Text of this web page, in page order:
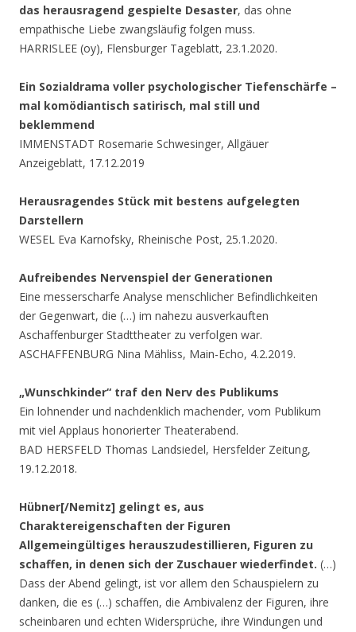
das herausragend gespielte Desaster, das ohne
empathische Liebe zwangsläufig folgen muss.
HARRISLEE (oy), Flensburger Tageblatt, 23.1.2020.
Ein Sozialdrama voller psychologischer Tiefenschärfe –
mal komödiantisch satirisch, mal still und
beklemmend
IMMENSTADT Rosemarie Schwesinger, Allgäuer
Anzeigeblatt, 17.12.2019
Herausragendes Stück mit bestens aufgelegten
Darstellern
WESEL Eva Karnofsky, Rheinische Post, 25.1.2020.
Aufreibendes Nervenspiel der Generationen
Eine messerscharfe Analyse menschlicher Befindlichkeiten
der Gegenwart, die (…) im nahezu ausverkauften
Aschaffenburger Stadttheater zu verfolgen war.
ASCHAFFENBURG Nina Mähliss, Main-Echo, 4.2.2019.
„Wunschkinder“ traf den Nerv des Publikums
Ein lohnender und nachdenklich machender, vom Publikum
mit viel Applaus honorierter Theaterabend.
BAD HERSFELD Thomas Landsiedel, Hersfelder Zeitung,
19.12.2018.
Hübner[/Nemitz] gelingt es, aus
Charaktereigenschaften der Figuren
Allgemeingültiges herauszudestillieren, Figuren zu
schaffen, in denen sich der Zuschauer wiederfindet. (…)
Dass der Abend gelingt, ist vor allem den Schauspielern zu
danken, die es (…) schaffen, die Ambivalenz der Figuren, ihre
scheinbaren und echten Widersprüche, ihre Windungen und